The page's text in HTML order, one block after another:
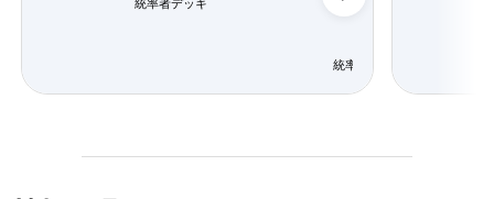
統率者デッキ「エレメンタル